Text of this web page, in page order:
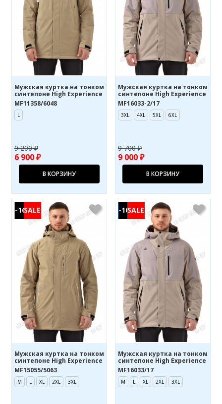
Мужская куртка на тонком
синтепоне High Experience
MF11358/6048
L
9 200 ₽
6 900 ₽
В КОРЗИНУ
Мужская куртка на тонком
синтепоне High Experience
MF16033-2/17
3XL 4XL 5XL 6XL
9 700 ₽
9 000 ₽
В КОРЗИНУ
-16%
Мужская куртка на тонком
синтепоне High Experience
MF15055/5063
M L XL 2XL 3XL
-16%
Мужская куртка на тонком
синтепоне High Experience
MF16033/17
M L XL 2XL 3XL